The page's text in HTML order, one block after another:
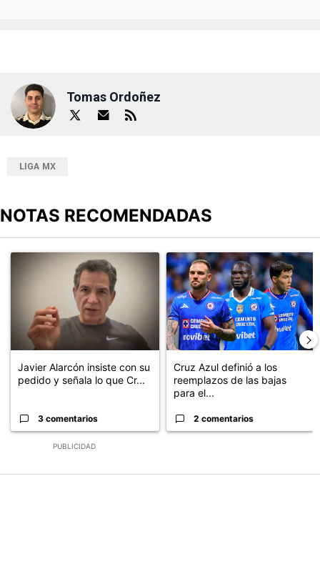
Tomas Ordoñez
LIGA MX
NOTAS RECOMENDADAS
PUBLICIDAD
Un artículo de tendencia con el título "Javier Alarcón insiste con
Javier Alarcón insiste con su
pedido y señala lo que Cr...
3 comentarios
Un artículo de tendencia con el
Cruz Azul definió a los
reemplazos de las bajas
para el...
2 comentarios